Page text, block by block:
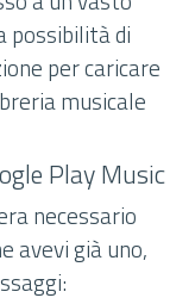
possibilità di
per caricare
musicale
Play Music
necessario
avevi già uno,